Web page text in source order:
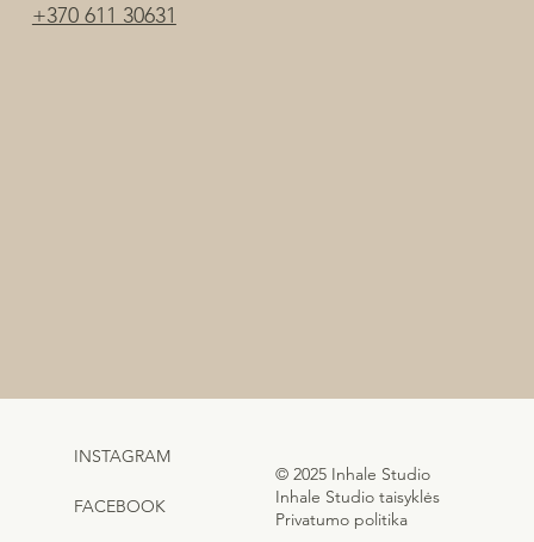
+370 611 30631
INSTAGRAM
FACEBOOK
© 2025 Inhale Studio
Inhale Studio taisyklės
Privatumo politika